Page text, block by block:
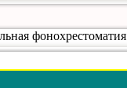
фонохрестоматия